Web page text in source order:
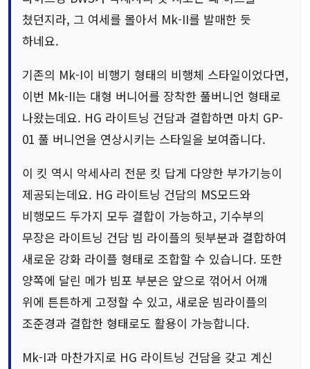
쳤던지라, 그 여세를 몰아서 Mk-II를 발매한 듯
하네요.
기존의 Mk-I이 비행기 형태의 비행체 스타일이었다면,
이번 Mk-II는 대형 버니어를 장착한 풀버니언 형태로
나왔는데요. HG 라이트닝 건담과 결합하면 마치 GP-
01 풀 버니언을 연상시키는 스타일을 보여줍니다.
이 킷 역시 악세사리 전문 킷 답게 다양한 부가기능이
제공되는데요. HG 라이트닝 건담의 MS모드와
비행모드 두가지 모두 결합이 가능하고, 기수부의
무장은 라이트닝 건담 빔 라이플의 뒷부분과 결합하여
새로운 강화 라이플 형태로 조합할 수 있습니다. 또한
양쪽에 달린 메가 빔포 부분은 앞으로 꺾어서 어깨
위에 튼튼하게 고정할 수 있고, 새로운 빔라이플의
조준경과 결합한 형태로도 활용이 가능합니다.
Mk-I과 마찬가지로 HG 라이트닝 건담을 갖고 계신